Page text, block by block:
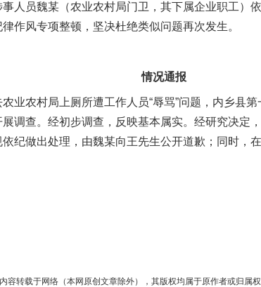
人员魏某（农业农村局门卫，其下属企业职工）
作风专项整顿，坚决杜绝类似问题再次发生。
情况通报
农村局上厕所遭工作人员“辱骂”问题，内乡县第
调查。经初步调查，反映基本属实。经研究决定
纪做出处理，由魏某向王先生公开道歉；同时，
容转载于网络（本网原创文章除外），其版权均属于原作者或归